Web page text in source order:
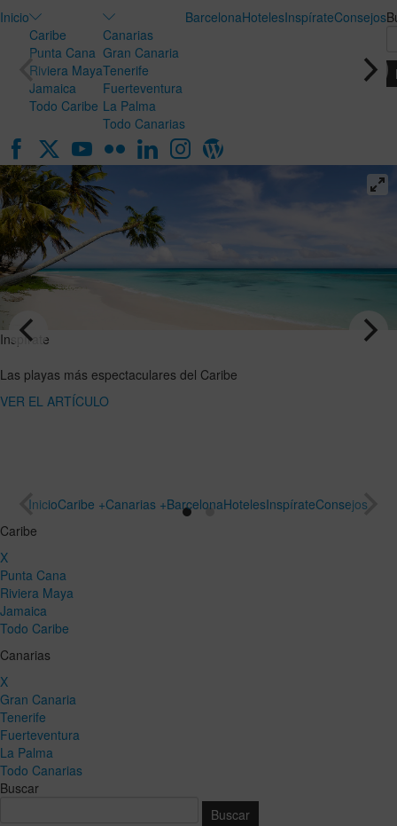
Inicio
Caribe
Punta Cana
Riviera Maya
Jamaica
Todo Caribe
Canarias
Gran Canaria
Tenerife
Fuerteventura
La Palma
Todo Canarias
BarcelonaHotelesInspírateConsejos
Inspírate
VER EL
miel en
ideal para
InicioCaribe +Canarias +BarcelonaHotelesInspírateConsejos
Caribe
X
Punta Cana
Riviera Maya
Jamaica
Todo Caribe
Canarias
X
Gran Canaria
Tenerife
Fuerteventura
La Palma
Todo Canarias
Buscar